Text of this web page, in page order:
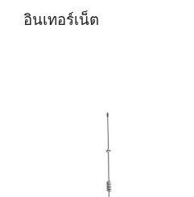
อินเทอร์เน็ต